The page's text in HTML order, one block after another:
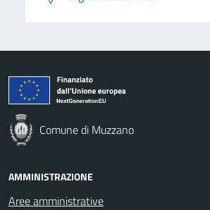
Comune di Muzzano
AMMINISTRAZIONE
Aree amministrative